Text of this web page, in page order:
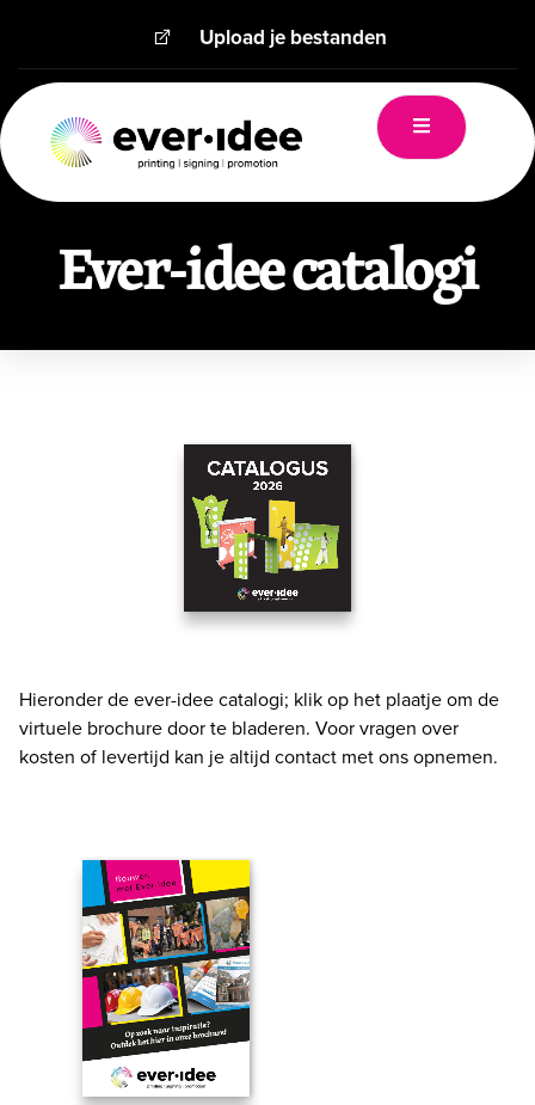
Upload je bestanden
Ever-idee catalogi
Hieronder de ever-idee catalogi; klik op het plaatje om de
virtuele brochure door te bladeren. Voor vragen over
kosten of levertijd kan je altijd contact met ons opnemen.